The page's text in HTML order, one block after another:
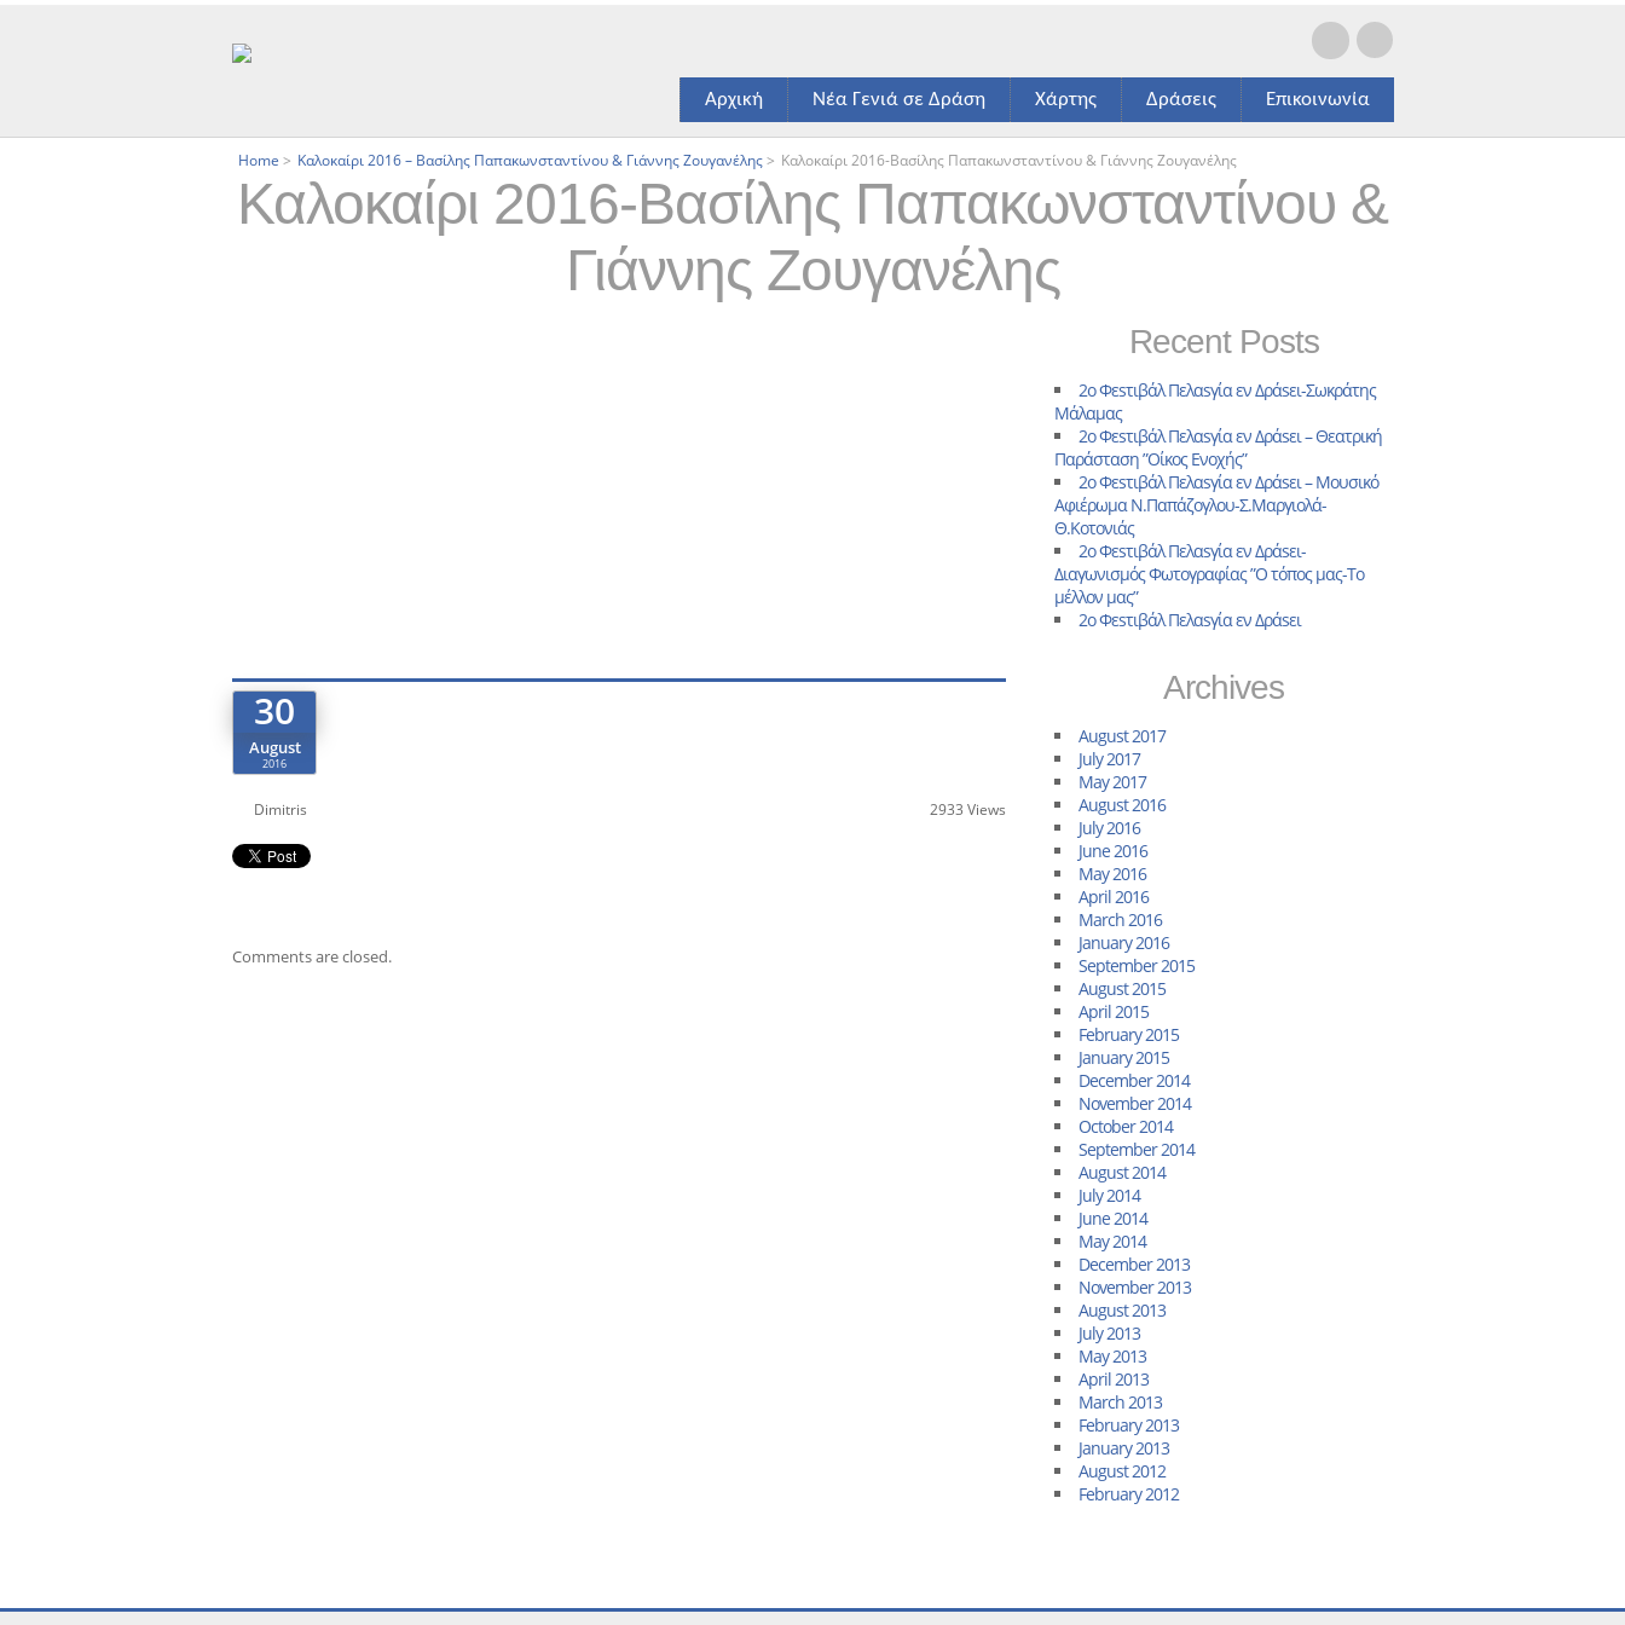
Αρχική Νέα Γενιά σε Δράση Χάρτης Δράσεις Επικοινωνία
Home > Καλοκαίρι 2016 – Βασίλης Παπακωνσταντίνου & Γιάννης Ζουγανέλης> Καλοκαίρι 2016-Βασίλης Παπακωνσταντίνου & Γιάννης Ζουγανέλης
Καλοκαίρι 2016-Βασίλης Παπακωνσταντίνου &
Γιάννης Ζουγανέλης
30
August
2016
Dimitris 2933 Views
Comments are closed.
Recent Posts
2ο Φεsτιβάλ Πελαsγία εν Δράsει-Σωκράτης
Μάλαμας
2ο Φεsτιβάλ Πελαsγία εν Δράsει – Θεατρική
Παράσταση ”Οίκος Ενοχής”
2ο Φεsτιβάλ Πελαsγία εν Δράsει – Μουσικό
Αφιέρωμα Ν.Παπάζογλου-Σ.Μαργιολά-
Θ.Κοτονιάς
2o Φεsτιβάλ Πελαsγία εν Δράsει-
Διαγωνισμός Φωτογραφίας ”Ο τόπος μας-Το
μέλλον μας”
2ο Φεsτιβάλ Πελαsγία εν Δράsει
Archives
August 2017
July 2017
May 2017
August 2016
July 2016
June 2016
May 2016
April 2016
March 2016
January 2016
September 2015
August 2015
April 2015
February 2015
January 2015
December 2014
November 2014
October 2014
September 2014
August 2014
July 2014
June 2014
May 2014
December 2013
November 2013
August 2013
July 2013
May 2013
April 2013
March 2013
February 2013
January 2013
August 2012
February 2012